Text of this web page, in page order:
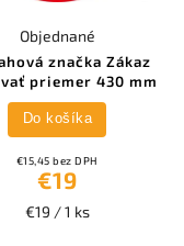
značka Zákaz
priemer 430 mm
Objednané
€15,45 bez DPH
€19
€19 / 1 ks
Do košíka